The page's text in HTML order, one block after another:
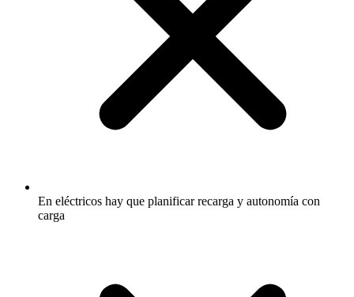
En eléctricos hay que planificar recarga y autonomía con
carga